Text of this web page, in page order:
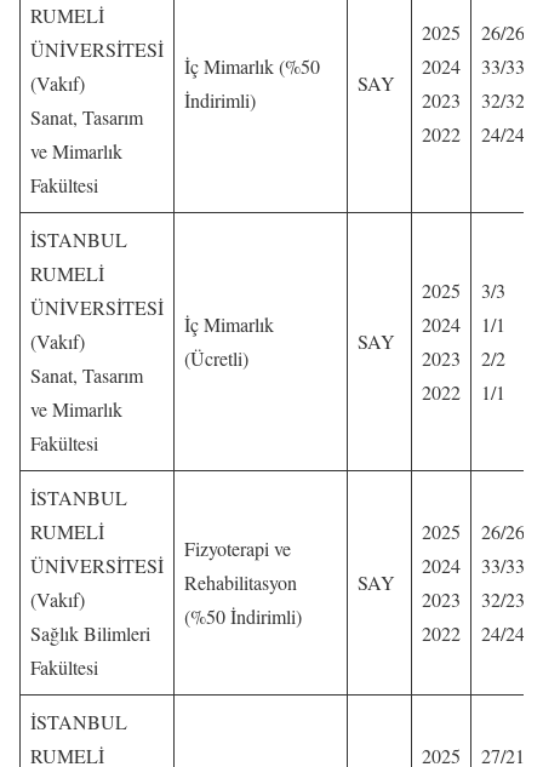
RUMELİ
ÜNİVERSİTESİ
(Vakıf)
Sanat, Tasarım
ve Mimarlık
Fakültesi
İç Mimarlık (%50
İndirimli)
SAY
2025
2024
2023
2022
26/26
33/33
32/32
24/24
İSTANBUL
RUMELİ
ÜNİVERSİTESİ
(Vakıf)
Sanat, Tasarım
ve Mimarlık
Fakültesi
İç Mimarlık
(Ücretli)
SAY
2025
2024
2023
2022
3/3
1/1
2/2
1/1
İSTANBUL
RUMELİ
ÜNİVERSİTESİ
(Vakıf)
Sağlık Bilimleri
Fakültesi
Fizyoterapi ve
Rehabilitasyon
(%50 İndirimli)
SAY
2025
2024
2023
2022
26/26
33/33
32/23
24/24
İSTANBUL
RUMELİ
2025 27/21